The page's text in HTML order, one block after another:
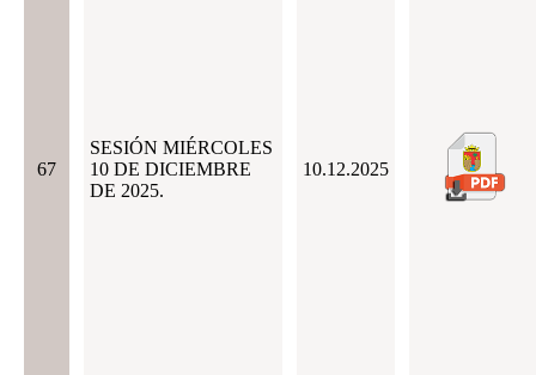
67
SESIÓN MIÉRCOLES
10 DE DICIEMBRE
DE 2025.
10.12.2025